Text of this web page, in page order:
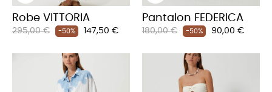
Robe VITTORIA
Prix
295,00 € -50% Prix
147,50 €
Pantalon FEDERICA
Prix
180,00 € -50% Prix
90,00 €